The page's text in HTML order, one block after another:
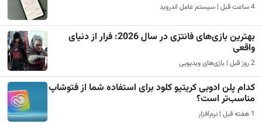
4 ساعت قبل | سیستم عامل اندروید
بهترین بازی‌های فانتزی در سال 2026: فرار از دنیای
واقعی
2 روز قبل | بازی‌های ویدیویی
کدام پلن ادوبی کریتیو کلود برای استفاده شما از فتوشاپ
مناسب‌تر است؟
1 هفته قبل | نرم‌افزار